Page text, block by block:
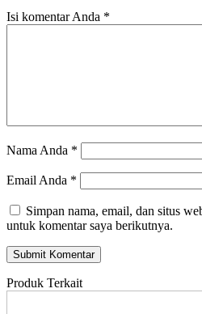
Isi komentar Anda *
Nama Anda *
Email Anda *
Simpan nama, email, dan situs
untuk komentar saya berikutnya.
Produk Terkait